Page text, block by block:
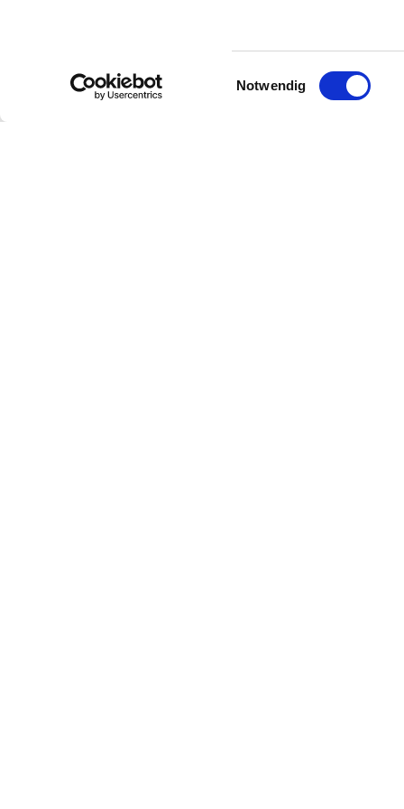
Einwilligungsauswahl
Notwendig
2026 feiert das Weingut gleich zwei
Rheinhessens hat die Familie Sander früh